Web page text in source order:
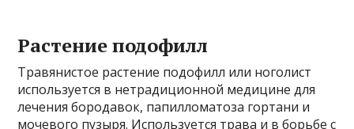
Растение подофилл
Травянистое растение подофилл или ноголист
используется в нетрадиционной медицине для
лечения бородавок, папилломатоза гортани и
мочевого пузыря. Используется трава и в борьбе с